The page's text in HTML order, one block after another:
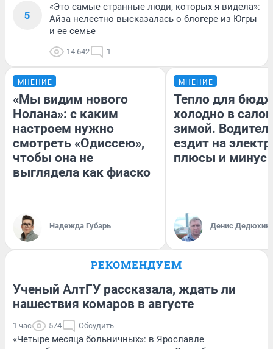
5
«Это самые странные люди, которых я видела»:
Айза нелестно высказалась о блогере из Югры
и ее семье
14 642 1
МНЕНИЕ
«Мы видим нового
Нолана»: с каким
настроем нужно
смотреть «Одиссею»,
чтобы она не
выглядела как фиаско
Надежда Губарь
МНЕНИЕ
Тепло для
холодно в
зимой.
ездит на
плюсы и
Денис Дедюхин
РЕКОМЕНДУЕМ
Ученый АлтГУ рассказала, ждать ли
нашествия комаров в августе
1 час 574 Обсудить
«Четыре месяца больничных»: в Ярославле